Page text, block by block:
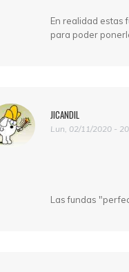
En realidad estas
para poder
JICANDIL
Lun, 02/11/2020 -
Las fundas